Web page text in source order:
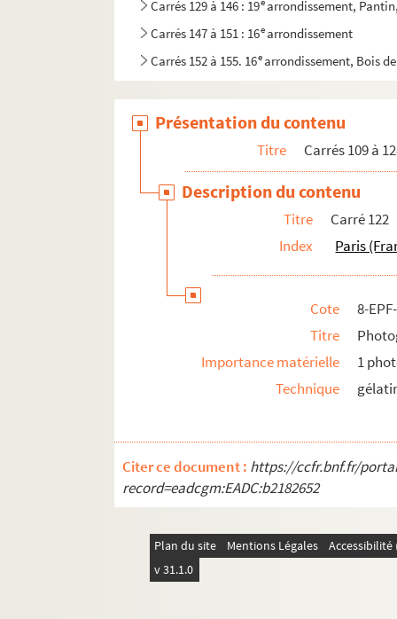
Carrés 129 à 146 : 19 arrondissement,
Carrés 147 à 151 : 16earrondissement
Carrés 152 à 155. 16earrondissement, Bois
Présentation du contenu
Titre Carrés 109 à
Description du contenu
Titre
Carré 122
Index
Paris
Cote
8-
Titre
Importance matérielle
1
Technique
Citer ce document : https://ccfr.bnf.fr/
record=eadcgm:EADC:b2182652
Plan du site Mentions Légales
v 31.1.0